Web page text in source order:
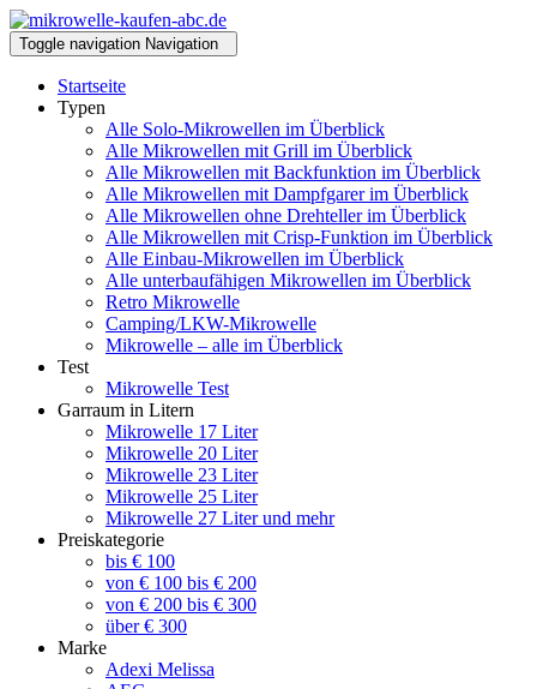
Toggle navigation Navigation
Startseite
Typen
Alle Solo-Mikrowellen im Überblick
Alle Mikrowellen mit Grill im Überblick
Alle Mikrowellen mit Backfunktion im Überblick
Alle Mikrowellen mit Dampfgarer im Überblick
Alle Mikrowellen ohne Drehteller im Überblick
Alle Mikrowellen mit Crisp-Funktion im Überblick
Alle Einbau-Mikrowellen im Überblick
Alle unterbaufähigen Mikrowellen im Überblick
Retro Mikrowelle
Camping/LKW-Mikrowelle
Mikrowelle – alle im Überblick
Test
Mikrowelle Test
Garraum in Litern
Mikrowelle 17 Liter
Mikrowelle 20 Liter
Mikrowelle 23 Liter
Mikrowelle 25 Liter
Mikrowelle 27 Liter und mehr
Preiskategorie
bis € 100
von € 100 bis € 200
von € 200 bis € 300
über € 300
Marke
Adexi Melissa